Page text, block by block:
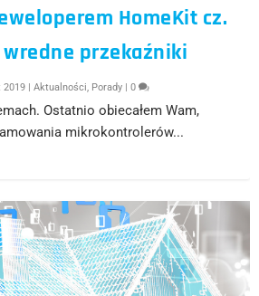
HomeKit cz.
przekaźniki
2019 |Aktualności, Porady |0
Ostatnio obiecałem Wam,
mikrokontrolerów...